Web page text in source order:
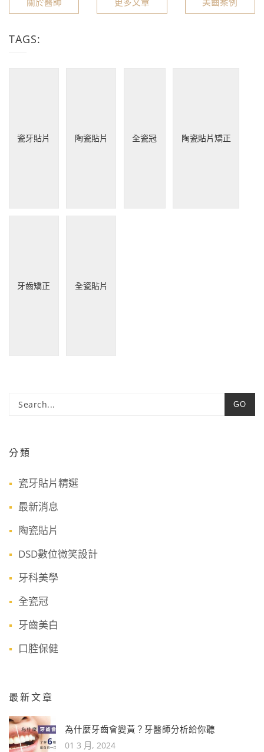
TAGS:
瓷牙貼片 陶瓷貼片 全瓷冠 陶瓷貼片矯正
牙齒矯正 全瓷貼片
GO
分類
瓷牙貼片精選
最新消息
陶瓷貼片
DSD數位微笑設計
牙科美學
全瓷冠
牙齒美白
口腔保健
最新文章
為什麼牙齒會變黃？牙醫師分析給你聽
01 3 月, 2024